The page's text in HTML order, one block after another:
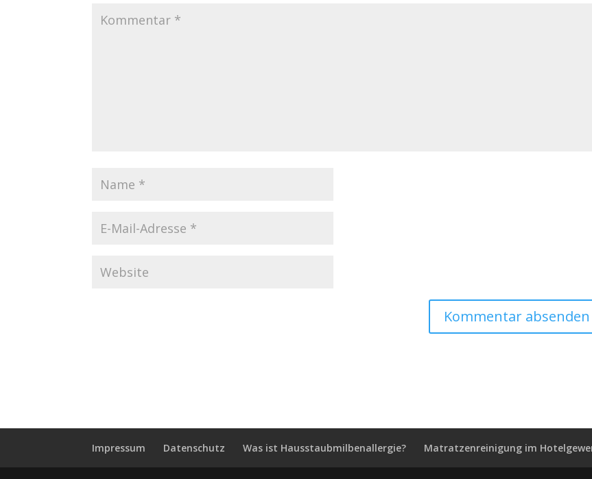
Impressum Datenschutz Was ist Hausstaubmilbenallergie? Matratzenreinigung im